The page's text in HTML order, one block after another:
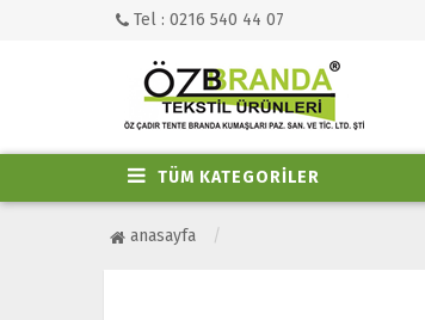
Tel : 0216 540 44 07
TÜM KATEGORİLER
anasayfa